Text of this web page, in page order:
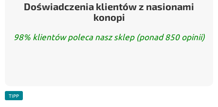
Doświadczenia klientów z nasionami
konopi
98% klientów poleca nasz sklep (ponad 850 opinii)
TIPP